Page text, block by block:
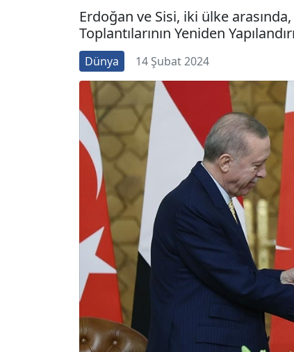
Erdoğan ve Sisi, iki ülke
Toplantılarının Yeniden
Dünya 14 Şubat 2024